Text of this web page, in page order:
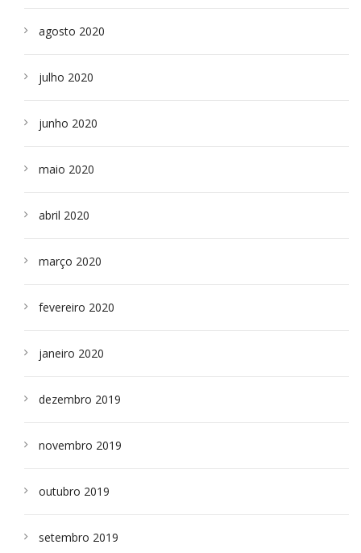
agosto 2020
julho 2020
junho 2020
maio 2020
abril 2020
março 2020
fevereiro 2020
janeiro 2020
dezembro 2019
novembro 2019
outubro 2019
setembro 2019